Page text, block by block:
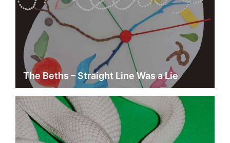
The Beths – Straight Line Was a Lie